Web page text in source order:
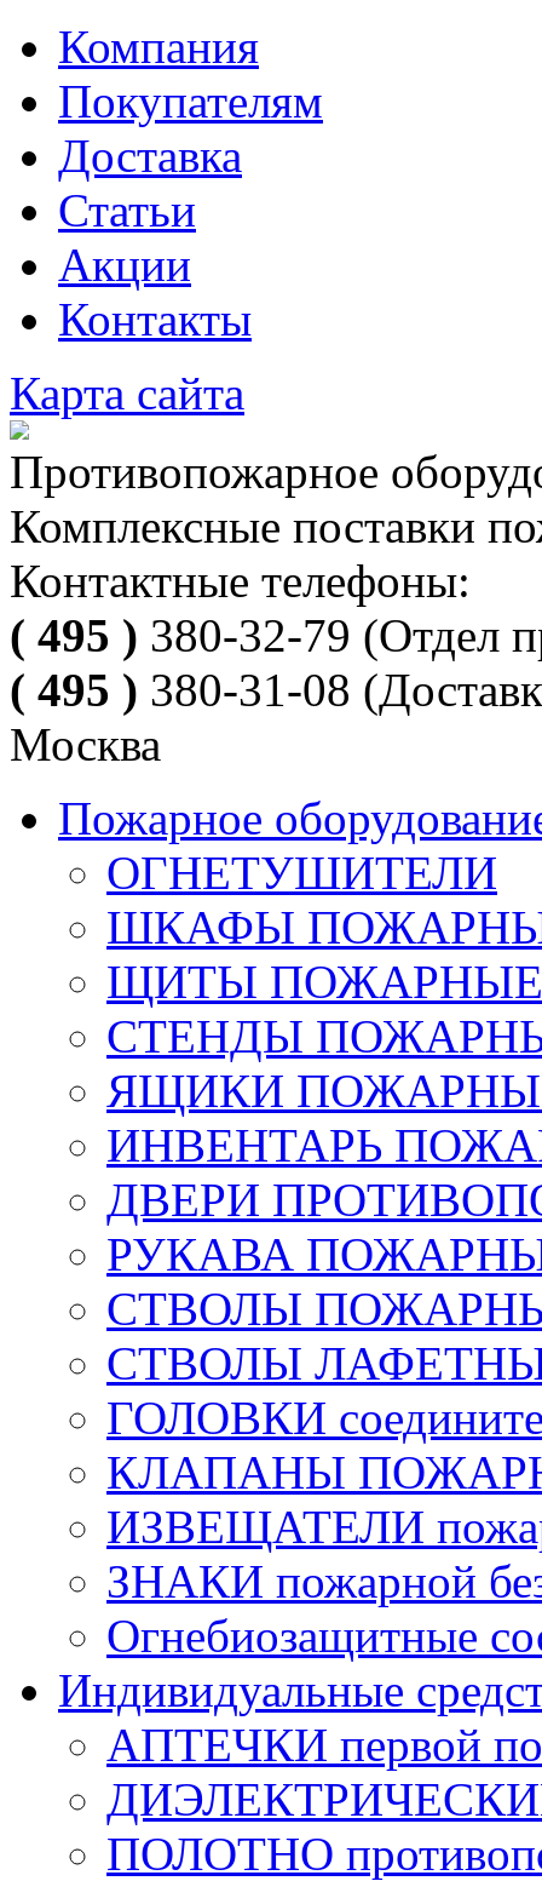
Компания
Покупателям
Доставка
Статьи
Акции
Контакты
Карта сайта
Противопожарное
Комплексные поставки
Контактные телефоны:
( 495 ) 380-32-79 (Отдел
( 495 ) 380-31-08
Москва
Пожарное
ОГНЕТУШИТЕЛИ
ШКАФЫ
ЩИТЫ ПОЖАРНЫЕ
СТЕНДЫ
ЯЩИКИ ПОЖАРНЫЕ
ИНВЕНТАРЬ
ДВЕРИ
РУКАВА
СТВОЛЫ
СТВОЛЫ
ГОЛОВКИ
КЛАПАНЫ
ИЗВЕЩАТЕЛИ
ЗНАКИ пожарной
Огнебиозащитные
Индивидуальные
АПТЕЧКИ первой
ДИЭЛЕКТРИЧЕСКИЕ
ПОЛОТНО